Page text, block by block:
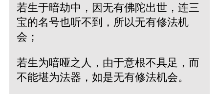
若生于暗劫中，因无有佛陀出世，连三
宝的名号也听不到，所以无有修法机
会；
若生为喑哑之人，由于意根不具足，而
不能堪为法器，如是无有修法机会。